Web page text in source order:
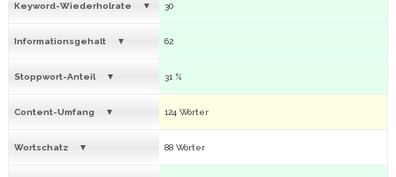
Keyword-Wiederholrate 30
Informationsgehalt 62
Stoppwort-Anteil 31 %
Content-Umfang 124 Wörter
Wortschatz 88 Wörter